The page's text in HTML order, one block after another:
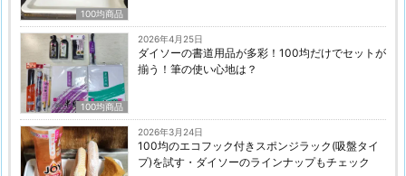
100均商品
100均商品
2026年4月25日
ダイソーの書道用品が多彩！100均だけでセットが
揃う！筆の使い心地は？
2026年3月24日
100均のエコフック付きスポンジラック(吸盤タイ
プ)を試す・ダイソーのラインナップもチェック